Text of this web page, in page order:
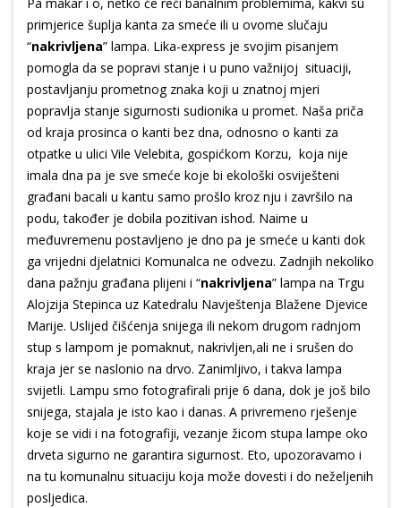
primjerice šuplja kanta za smeće ili u ovome slučaju
“nakrivljena” lampa. Lika-express je svojim pisanjem
pomogla da se popravi stanje i u puno važnijoj situaciji,
postavljanju prometnog znaka koji u znatnoj mjeri
popravlja stanje sigurnosti sudionika u promet. Naša priča
od kraja prosinca o kanti bez dna, odnosno o kanti za
otpatke u ulici Vile Velebita, gospićkom Korzu, koja nije
imala dna pa je sve smeće koje bi ekološki osviješteni
građani bacali u kantu samo prošlo kroz nju i završilo na
podu, također je dobila pozitivan ishod. Naime u
međuvremenu postavljeno je dno pa je smeće u kanti dok
ga vrijedni djelatnici Komunalca ne odvezu. Zadnjih nekoliko
dana pažnju građana plijeni i “nakrivljena” lampa na Trgu
Alojzija Stepinca uz Katedralu Navještenja Blažene Djevice
Marije. Uslijed čišćenja snijega ili nekom drugom radnjom
stup s lampom je pomaknut, nakrivljen,ali ne i srušen do
kraja jer se naslonio na drvo. Zanimljivo, i takva lampa
svijetli. Lampu smo fotografirali prije 6 dana, dok je još bilo
snijega, stajala je isto kao i danas. A privremeno rješenje
koje se vidi i na fotografiji, vezanje žicom stupa lampe oko
drveta sigurno ne garantira sigurnost. Eto, upozoravamo i
na tu komunalnu situaciju koja može dovesti i do neželjenih
posljedica.